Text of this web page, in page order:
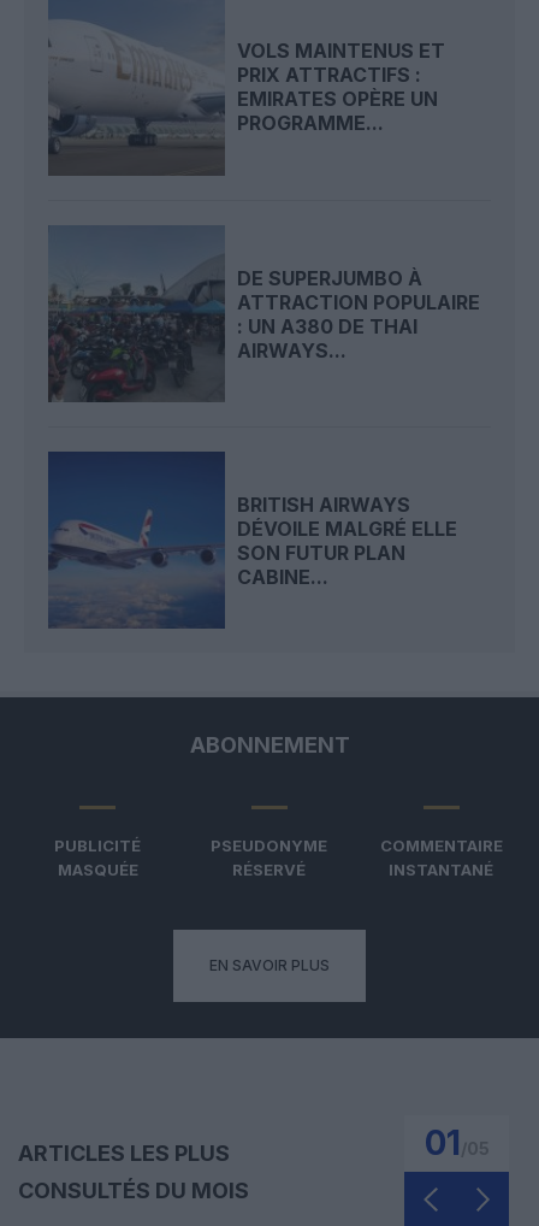
VOLS MAINTENUS ET
PRIX ATTRACTIFS :
EMIRATES OPÈRE UN
PROGRAMME...
DE SUPERJUMBO À
ATTRACTION POPULAIRE
: UN A380 DE THAI
AIRWAYS...
BRITISH AIRWAYS
DÉVOILE MALGRÉ ELLE
SON FUTUR PLAN
CABINE...
ABONNEMENT
PUBLICITÉ
MASQUÉE
PSEUDONYME
RÉSERVÉ
COMMENTAIRE
INSTANTANÉ
EN SAVOIR PLUS
ARTICLES LES PLUS
CONSULTÉS DU MOIS
01